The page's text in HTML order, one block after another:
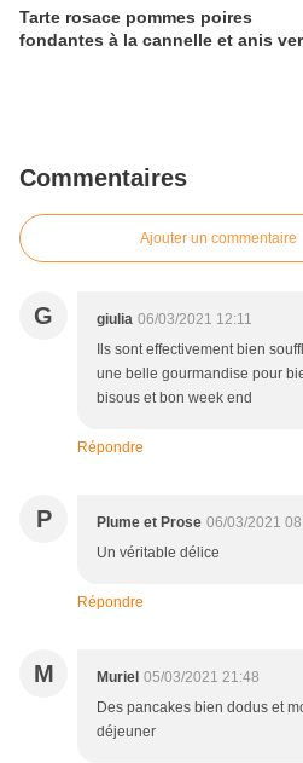
Tarte rosace pommes poires
fondantes à la cannelle et anis
Commentaires
Ajouter un commentaire
G giulia 06/03/2021 12:11
Ils sont effectivement bien
une belle gourmandise pour
bisous et bon week end
Répondre
P Plume et Prose 06/03/2021
Un véritable délice
Répondre
M Muriel 05/03/2021 21:48
Des pancakes bien dodus et
déjeuner